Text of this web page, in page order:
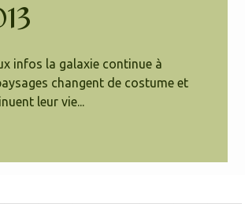
infos la galaxie continue à
changent de costume et
leur vie...